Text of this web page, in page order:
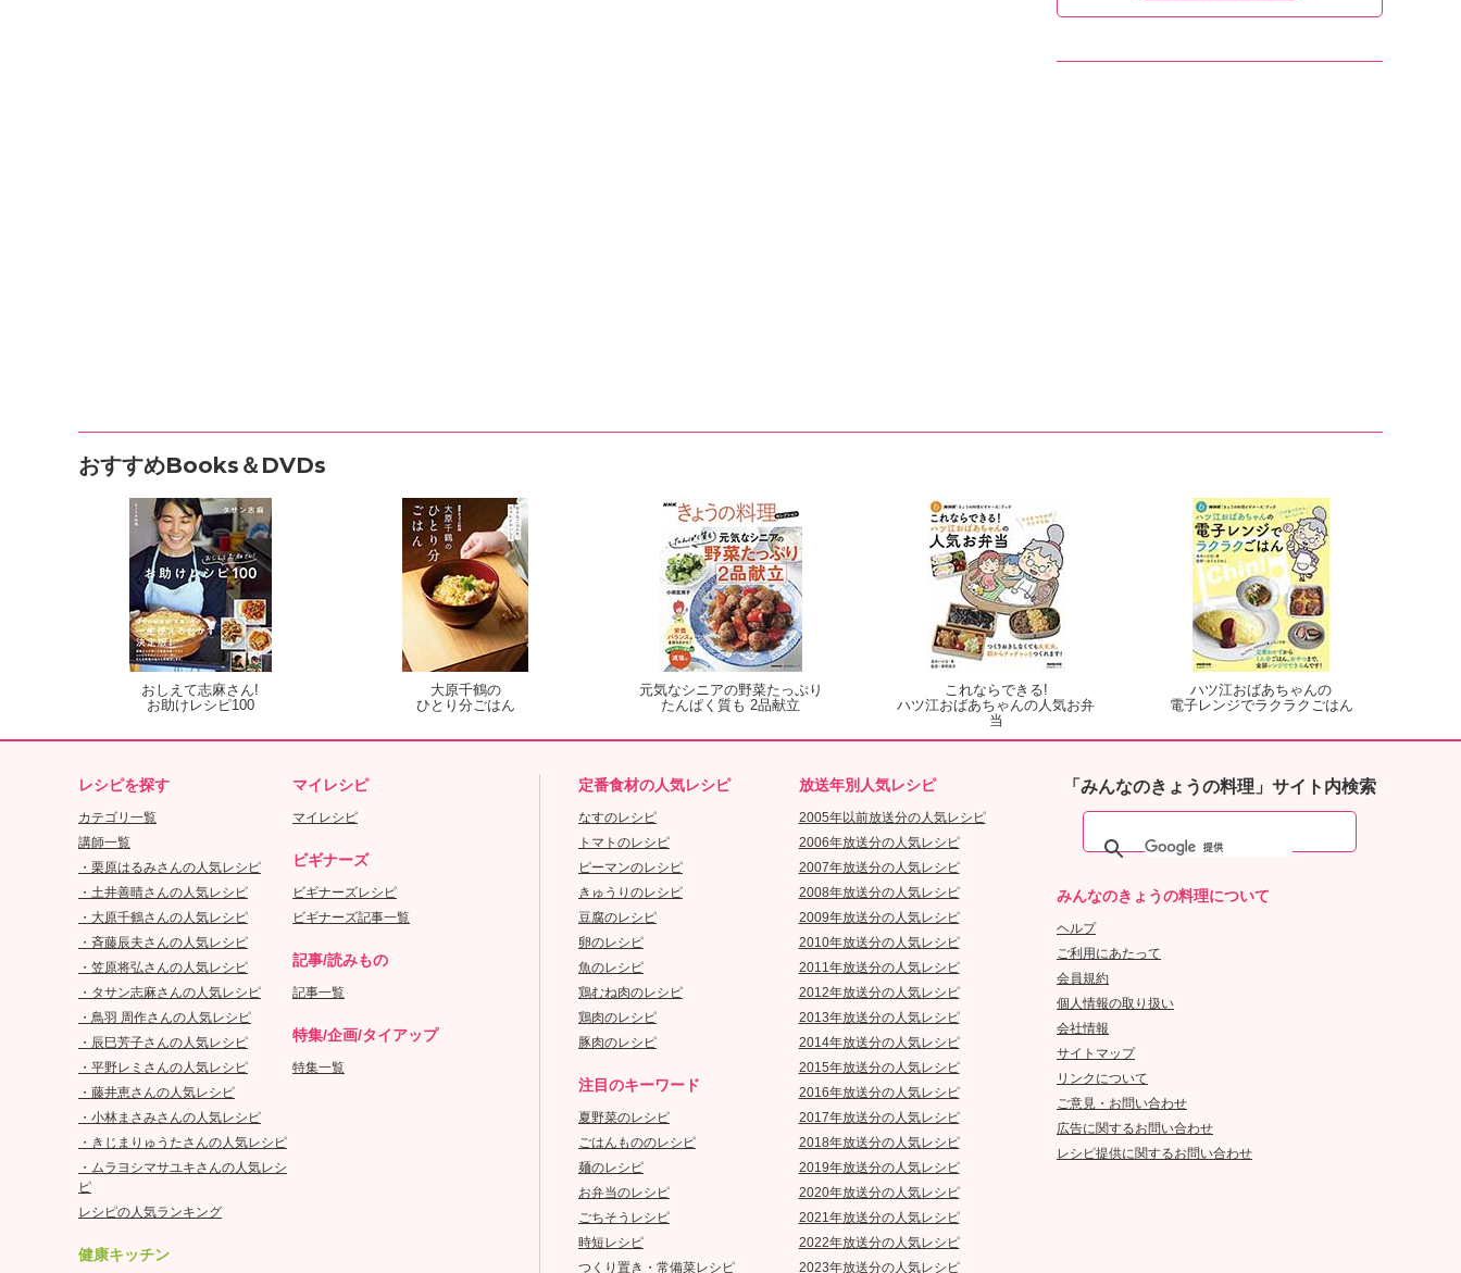
おすすめBooks＆DVDs
おしえて志麻さん!
お助けレシピ100
大原千鶴の
ひとり分ごはん
元気なシニアの野菜たっぷり
たんぱく質も 2品献立
これならできる!
ハツ江おばあちゃんの人気お弁
当
ハツ江おばあちゃんの
電子レンジでラクラクごはん
レシピを探す
カテゴリ一覧
講師一覧
・栗原はるみさんの人気レシピ
・土井善晴さんの人気レシピ
・大原千鶴さんの人気レシピ
・斉藤辰夫さんの人気レシピ
・笠原将弘さんの人気レシピ
・タサン志麻さんの人気レシピ
・鳥羽 周作さんの人気レシピ
・辰巳芳子さんの人気レシピ
・平野レミさんの人気レシピ
・藤井恵さんの人気レシピ
・小林まさみさんの人気レシピ
・きじまりゅうたさんの人気レシピ
・ムラヨシマサユキさんの人気レシ
ピ
レシピの人気ランキング
健康キッチン
マイレシピ
マイレシピ
ビギナーズ
ビギナーズレシピ
ビギナーズ記事一覧
記事/読みもの
記事一覧
特集/企画/タイアップ
特集一覧
定番食材の人気レシピ
なすのレシピ
トマトのレシピ
ピーマンのレシピ
きゅうりのレシピ
豆腐のレシピ
卵のレシピ
魚のレシピ
鶏むね肉のレシピ
鶏肉のレシピ
豚肉のレシピ
注目のキーワード
夏野菜のレシピ
ごはんもののレシピ
麺のレシピ
お弁当のレシピ
ごちそうレシピ
時短レシピ
つくり置き・常備菜レシピ
放送年別人気レシピ
2005年以前放送分の人気レシピ
2006年放送分の人気レシピ
2007年放送分の人気レシピ
2008年放送分の人気レシピ
2009年放送分の人気レシピ
2010年放送分の人気レシピ
2011年放送分の人気レシピ
2012年放送分の人気レシピ
2013年放送分の人気レシピ
2014年放送分の人気レシピ
2015年放送分の人気レシピ
2016年放送分の人気レシピ
2017年放送分の人気レシピ
2018年放送分の人気レシピ
2019年放送分の人気レシピ
2020年放送分の人気レシピ
2021年放送分の人気レシピ
2022年放送分の人気レシピ
2023年放送分の人気レシピ
「みんなのきょうの料理」サイト内検索
みんなのきょうの料理について
ヘルプ
ご利用にあたって
会員規約
個人情報の取り扱い
会社情報
サイトマップ
リンクについて
ご意見・お問い合わせ
広告に関するお問い合わせ
レシピ提供に関するお問い合わせ